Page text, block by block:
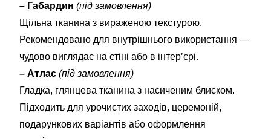
– Габардин (під замовлення)
Щільна тканина з вираженою текстурою.
Рекомендовано для внутрішнього використання —
чудово виглядає на стіні або в інтер’єрі.
– Атлас (під замовлення)
Гладка, глянцева тканина з насиченим блиском.
Підходить для урочистих заходів, церемоній,
подарункових варіантів або оформлення